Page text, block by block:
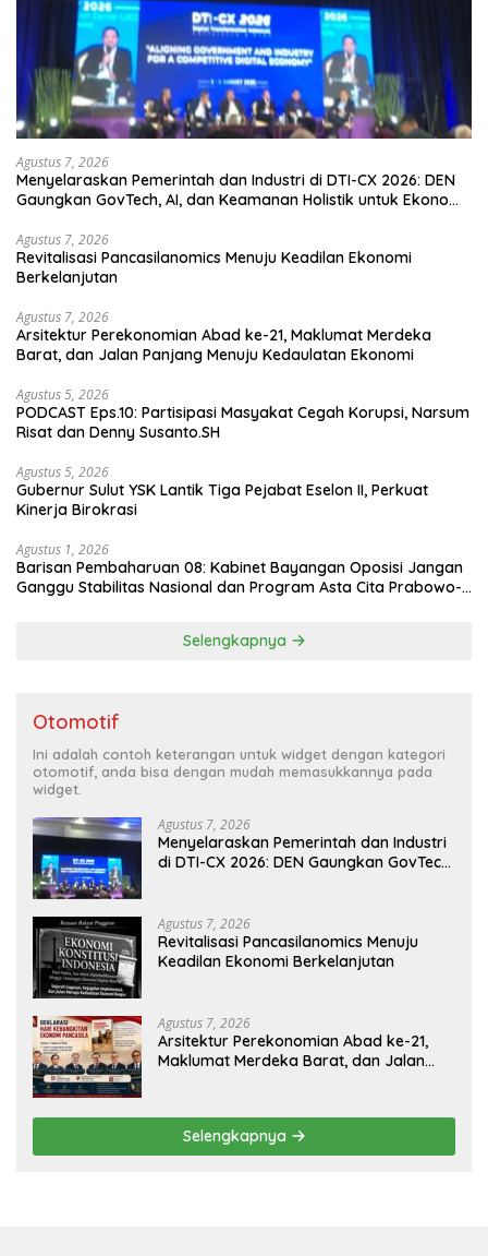
Agustus 7, 2026
Menyelaraskan Pemerintah dan Industri di DTI-CX 2026: DEN
Gaungkan GovTech, AI, dan Keamanan Holistik untuk Ekonomi
Agustus 7, 2026
Revitalisasi Pancasilanomics Menuju Keadilan Ekonomi
Berkelanjutan
Agustus 7, 2026
Arsitektur Perekonomian Abad ke-21, Maklumat Merdeka
Barat, dan Jalan Panjang Menuju Kedaulatan Ekonomi
Agustus 5, 2026
PODCAST Eps.10: Partisipasi Masyakat Cegah Korupsi, Narsum
Risat dan Denny Susanto.SH
Agustus 5, 2026
Gubernur Sulut YSK Lantik Tiga Pejabat Eselon II, Perkuat
Kinerja Birokrasi
Agustus 1, 2026
Barisan Pembaharuan 08: Kabinet Bayangan Oposisi Jangan
Ganggu Stabilitas Nasional dan Program Asta Cita Prabowo-
Selengkapnya
Otomotif
Ini adalah contoh keterangan untuk widget dengan kategori
otomotif, anda bisa dengan mudah memasukkannya pada
widget.
Agustus 7, 2026
Menyelaraskan Pemerintah dan Industri
di DTI-CX 2026: DEN Gaungkan GovTech,
Agustus 7, 2026
Revitalisasi Pancasilanomics Menuju
Keadilan Ekonomi Berkelanjutan
Agustus 7, 2026
Arsitektur Perekonomian Abad ke-21,
Maklumat Merdeka Barat, dan Jalan
Selengkapnya